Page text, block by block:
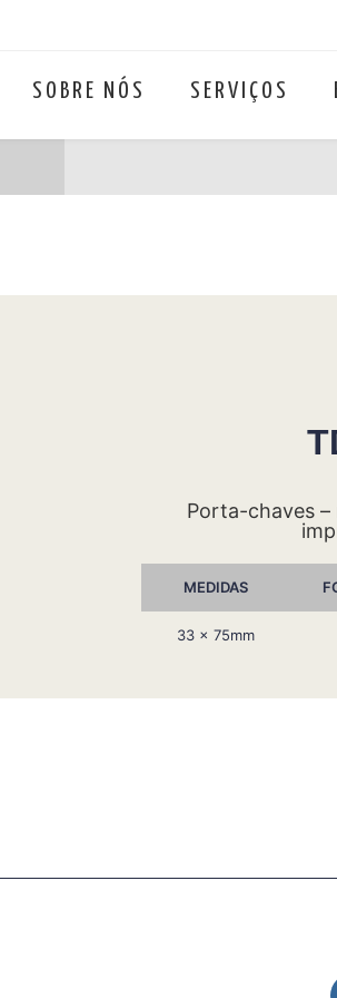
SOBRE NÓS SERVIÇOS
Porta-chaves
MEDIDAS
33 x 75mm